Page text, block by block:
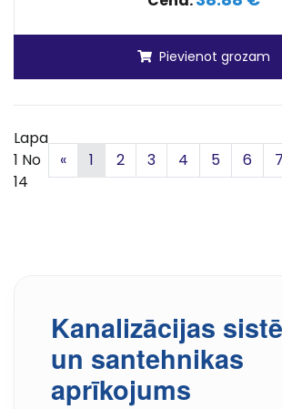
Pievienot grozam
Lapa
1 No
14
«Iepriekšējā
1 2 3 4 5 6 7
Kanalizācijas
un santehnikas
aprīkojums